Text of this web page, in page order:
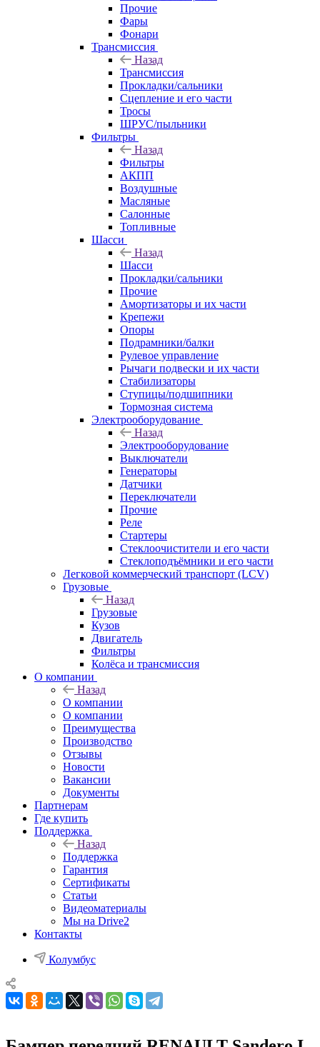
Прочие
Фары
Фонари
Трансмиссия
Назад
Трансмиссия
Прокладки/сальники
Сцепление и его части
Тросы
ШРУС/пыльники
Фильтры
Назад
Фильтры
АКПП
Воздушные
Масляные
Салонные
Топливные
Шасси
Назад
Шасси
Прокладки/сальники
Прочие
Амортизаторы и их части
Крепежи
Опоры
Подрамники/балки
Рулевое управление
Рычаги подвески и их части
Стабилизаторы
Ступицы/подшипники
Тормозная система
Электрооборудование
Назад
Электрооборудование
Выключатели
Генераторы
Датчики
Переключатели
Прочие
Реле
Стартеры
Стеклоочистители и его части
Стеклоподъёмники и его части
Легковой коммерческий транспорт (LCV)
Грузовые
Назад
Грузовые
Кузов
Двигатель
Фильтры
Колёса и трансмиссия
О компании
Назад
О компании
О компании
Преимущества
Производство
Отзывы
Новости
Вакансии
Документы
Партнерам
Где купить
Поддержка
Назад
Поддержка
Гарантия
Сертификаты
Статьи
Видеоматериалы
Мы на Drive2
Контакты
Колумбус